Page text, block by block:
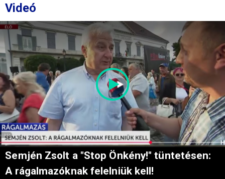
Videó
Semjén Zsolt a "Stop Önkény!" tüntetésen:
A rágalmazóknak felelniük kell!